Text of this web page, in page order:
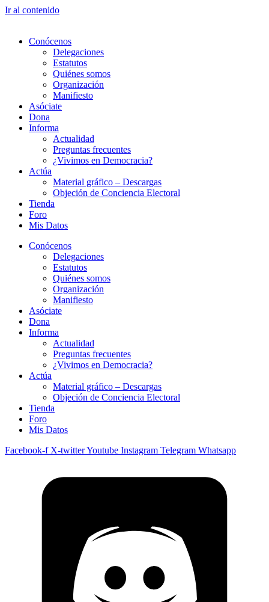
Ir al contenido
Conócenos
Delegaciones
Estatutos
Quiénes somos
Organización
Manifiesto
Asóciate
Dona
Informa
Actualidad
Preguntas frecuentes
¿Vivimos en Democracia?
Actúa
Material gráfico – Descargas
Objeción de Conciencia Electoral
Tienda
Foro
Mis Datos
Conócenos
Delegaciones
Estatutos
Quiénes somos
Organización
Manifiesto
Asóciate
Dona
Informa
Actualidad
Preguntas frecuentes
¿Vivimos en Democracia?
Actúa
Material gráfico – Descargas
Objeción de Conciencia Electoral
Tienda
Foro
Mis Datos
Facebook-f X-twitterYoutube Instagram Telegram Whatsapp